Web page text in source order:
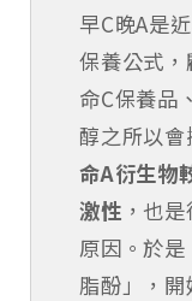
早C晚A是
保養公式
命C保養品
醇之所以
命A衍生物
激性 ，也
原因。於
脂酚」，